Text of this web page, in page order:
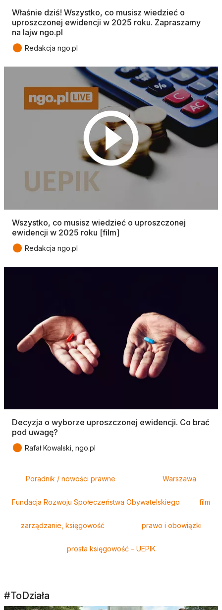
Właśnie dziś! Wszystko, co musisz wiedzieć o
uproszczonej ewidencji w 2025 roku. Zapraszamy
na lajw ngo.pl
● Redakcja ngo.pl
Wszystko, co musisz wiedzieć o uproszczonej
ewidencji w 2025 roku [film]
● Redakcja ngo.pl
Decyzja o wyborze uproszczonej ewidencji. Co brać
pod uwagę?
● Rafał Kowalski, ngo.pl
Poradnik / nowości prawne Warszawa
Fundacja Rozwoju Społeczeństwa Obywatelskiego film
zarządzanie, księgowość prawo i obowiązki
prosta księgowość – UEPIK
#ToDziała